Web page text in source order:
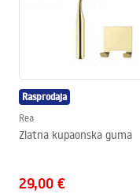
Način otvaranja
Smjer kabine
Jamstvo
Premaz Easy Clean
Rasprodaja
Rea
Zlatna kupaonska guma
29,00 €